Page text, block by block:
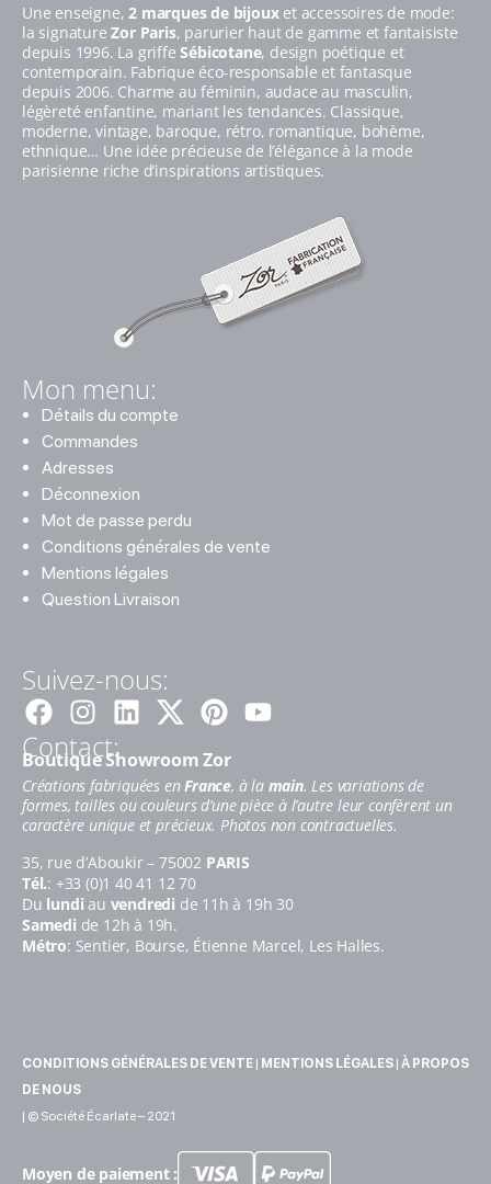
Une enseigne,2 marques de bijouxet accessoires de mode:
la signatureZor Paris, parurier haut de gamme et fantaisiste
depuis 1996. La griffeSébicotane, design poétique et
contemporain. Fabrique éco-responsable et fantasque
depuis 2006. Charme au féminin, audace au masculin,
légèreté enfantine, mariant les tendances. Classique,
moderne, vintage, baroque, rétro, romantique, bohème,
ethnique… Une idée précieuse de l’élégance à la mode
parisienne riche d’inspirations artistiques.
Mon menu:
Détails du compte
Commandes
Adresses
Déconnexion
Mot de passe perdu
Conditions générales de vente
Mentions légales
Question Livraison
Suivez-nous:
Facebook
Instagram
LinkedinPinterestYoutube
Contact:
Boutique Showroom Zor
Créations fabriquées enFrance, à la main. Les variations de
formes, tailles ou couleurs d’une pièce à l’autre leur confèrent un
caractère unique et précieux. Photos non contractuelles.
35, rue d’Aboukir – 75002 PARIS
Tél.: +33 (0)1 40 41 12 70
Du lundi au vendredi de 11h à 19h 30
Samedi de 12h à 19h.
Métro: Sentier, Bourse, Étienne Marcel, Les Halles.
CONDITIONS GÉNÉRALES DE VENTE | MENTIONS LÉGALES | À PROPOS
DE NOUS
| © Société Écarlate – 2021
Moyen de paiement :